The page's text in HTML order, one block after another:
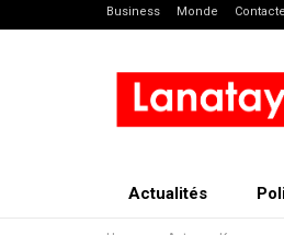
Business Monde
Actualités